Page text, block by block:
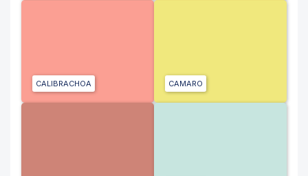
CALIBRACHOA CAMARO